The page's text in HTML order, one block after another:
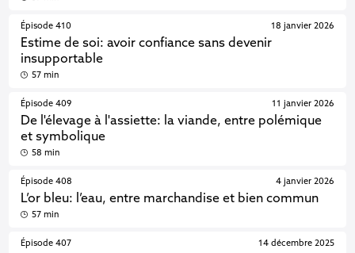
Épisode 410
Estime de soi: avoir confiance sans devenir
insupportable
18 janvier 2026
57 min
Épisode 409
De l'élevage à l'assiette: la viande, entre polémique
et symbolique
11 janvier 2026
58 min
Épisode 408
L’or bleu: l’eau, entre marchandise et bien commun
4 janvier 2026
57 min
Épisode 407 14 décembre 2025